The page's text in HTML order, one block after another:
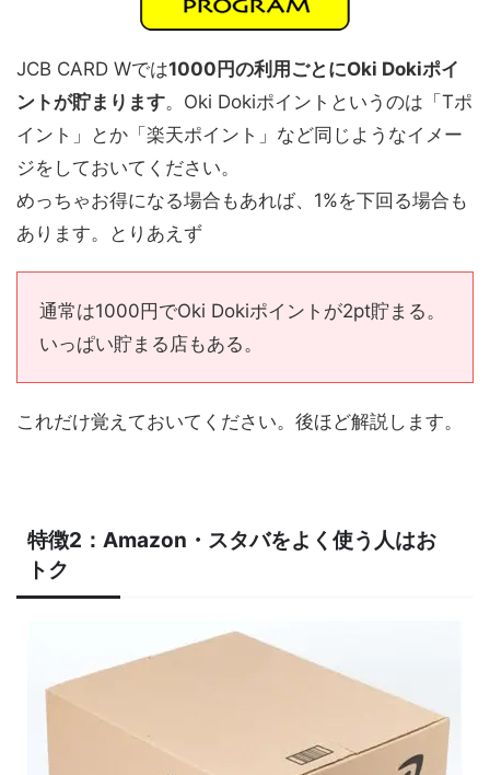
JCB CARD Wでは1000円の利用ごとにOki Dokiポイ
ントが貯まります。Oki Dokiポイントというのは「Tポ
イント」とか「楽天ポイント」など同じようなイメー
ジをしておいてください。
めっちゃお得になる場合もあれば、1%を下回る場合も
あります。とりあえず
通常は1000円でOki Dokiポイントが2pt貯まる。
いっぱい貯まる店もある。
これだけ覚えておいてください。後ほど解説します。
特徴2：Amazon・スタバをよく使う人はお
トク